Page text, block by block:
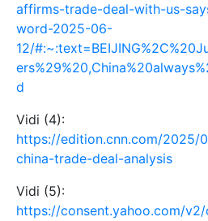
affirms-trade-deal-with-us-
word-2025-06-
12/
d
Vidi (4):
https://edition.cnn.com/2025/
china-trade-deal-analysis
Vidi (5):
https://consent.yahoo.com/